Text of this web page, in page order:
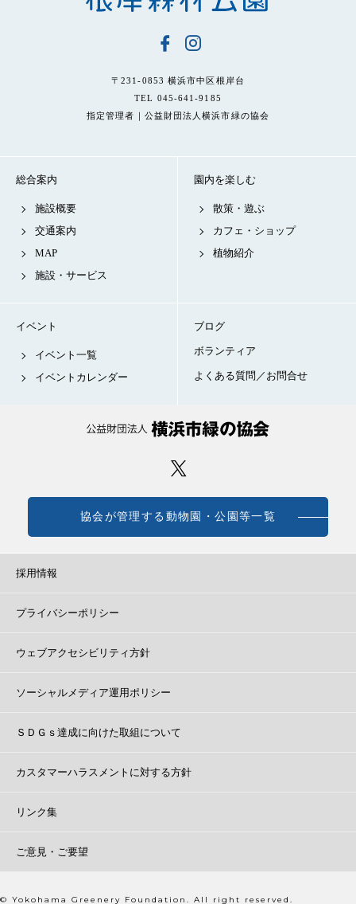
〒231-0853 横浜市中区根岸台
TEL 045-641-9185
指定管理者｜公益財団法人横浜市緑の協会
総合案内
施設概要
交通案内
MAP
施設・サービス
園内を楽しむ
散策・遊ぶ
カフェ・ショップ
植物紹介
イベント
イベント一覧
イベントカレンダー
ブログ
ボランティア
よくある質問／お問合せ
協会が管理する動物園・公園等一覧
採用情報
プライバシーポリシー
ウェブアクセシビリティ方針
ソーシャルメディア運用ポリシー
ＳＤＧｓ達成に向けた取組について
カスタマーハラスメントに対する方針
リンク集
ご意見・ご要望
© Yokohama Greenery Foundation. All right reserved.